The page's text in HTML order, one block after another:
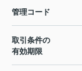
管理コード
取引条件の
有効期限